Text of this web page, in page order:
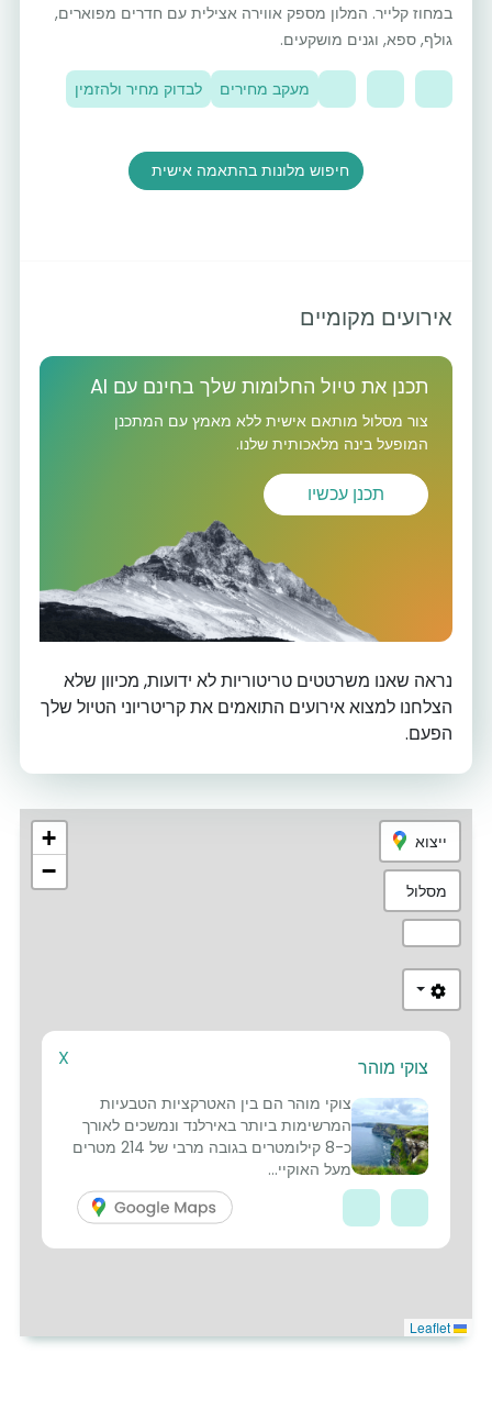
במחוז קלייר. המלון מספק אווירה אצילית עם חדרים מפוארים,
גולף, ספא, וגנים מושקעים.
מעקב מחירים לבדוק מחיר ולהזמין
חיפוש מלונות בהתאמה אישית
אירועים מקומיים
תכנן את טיול החלומות שלך בחינם עם AI
צור מסלול מותאם אישית ללא מאמץ עם המתכנן
המופעל בינה מלאכותית שלנו.
תכנן עכשיו
נראה שאנו משרטטים טריטוריות לא ידועות, מכיוון שלא
הצלחנו למצוא אירועים התואמים את קריטריוני הטיול שלך
הפעם.
+
−
Leaflet
ייצוא
מסלול
X צוקי מוהר
צוקי מוהר הם בין האטרקציות הטבעיות
המרשימות ביותר באירלנד ונמשכים לאורך
כ-8 קילומטרים בגובה מרבי של 214 מטרים
מעל האוקיי...